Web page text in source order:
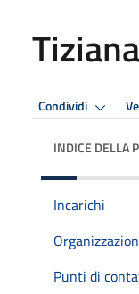
Condividi
INDICE DELLA
Incarichi
Punti di